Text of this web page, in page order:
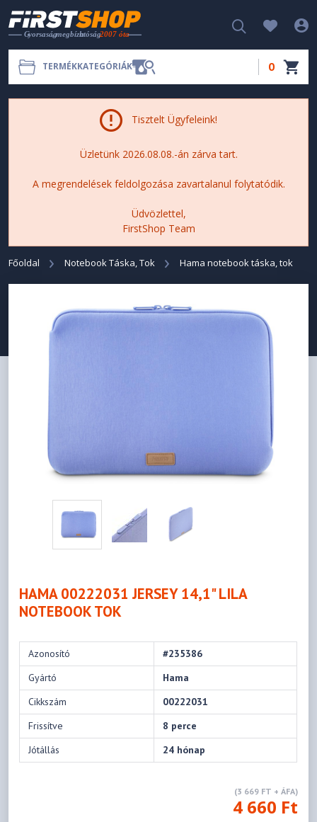
TERMÉKKATEGÓRIÁK 0
Tisztelt Ügyfeleink!
Üzletünk 2026.08.08.-án zárva tart.
A megrendelések feldolgozása zavartalanul folytatódik.
Üdvözlettel,
FirstShop Team
Főoldal Notebook Táska, Tok Hama notebook táska, tok
HAMA 00222031 JERSEY 14,1" LILA
NOTEBOOK TOK
Azonosító
#235386
Gyártó
Hama
Cikkszám
00222031
Frissítve
8 perce
Jótállás
24 hónap
(3 669 FT + ÁFA)
4 660 Ft